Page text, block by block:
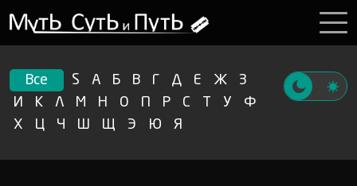
Все S А Б В Г Д Е Ж
З
И
К Л М Н О П Р С Т У
Ф
Х
Ц Ч Ш Щ Э Ю Я